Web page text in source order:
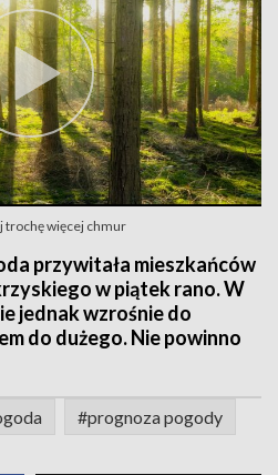
trochę więcej chmur
przywitała mieszkańców
w piątek rano. W
jednak wzrośnie do
do dużego. Nie powinno
#prognoza pogody